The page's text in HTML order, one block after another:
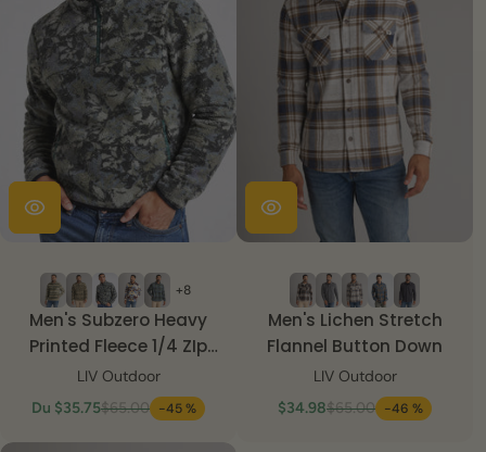
+8
Men's Subzero Heavy
Printed Fleece 1/4 ZIp
Pullover
LIV Outdoor
Du $35.75$65.00 -45 %
Men's Lichen Stretch
Flannel Button Down
LIV Outdoor
$34.98$65.00 -46 %